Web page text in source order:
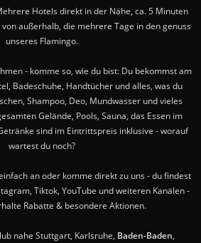
Hotels direkt in der Nähe, ca. 5 Minuten
außerhalb, die mehrere Tage in den genuss
unseres Flamingo.
- komme so, wie du bist: Du bekommst am
Badeschuhe, Handtücher und alles, was du
Shampoo, Deo, Mundwasser und vieles
Gelände, Pools, Sauna, das Essen im
sind im Eintrittspreis inklusive - worauf
wartest du noch?
an oder komme direkt zu uns - du findest
Tiktok, YouTube und weiteren Kanälen -
Rabatte & besondere Aktionen.
nahe Stuttgart, Karlsruhe, Baden-Baden,